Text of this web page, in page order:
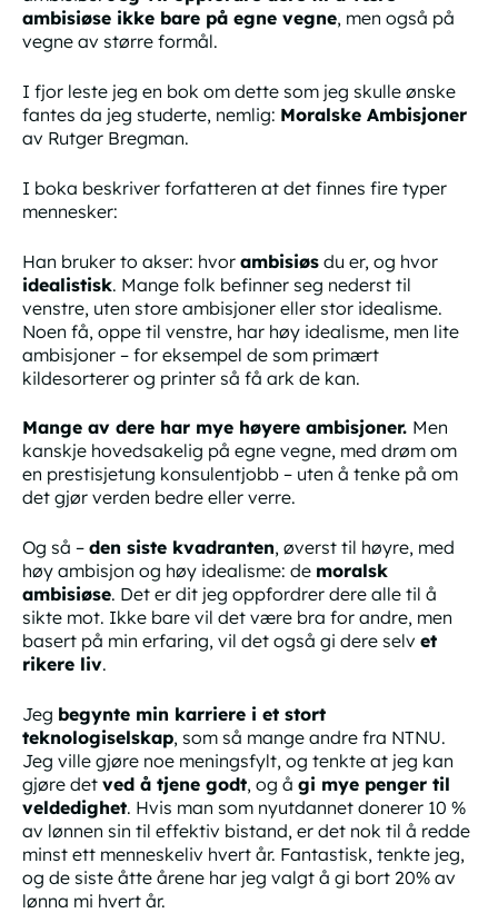
ambisiøseikke bare på egne vegne, men også på
vegne av større formål.
I fjor leste jeg en bok om dette som jeg skulle ønske
fantes da jeg studerte, nemlig: Moralske Ambisjoner
av Rutger Bregman.
I boka beskriver forfatteren at det finnes fire typer
mennesker:
Han bruker to akser: hvor ambisiøsdu er, og hvor
idealistisk. Mange folk befinner seg nederst til
venstre, uten store ambisjoner eller stor idealisme.
Noen få, oppe til venstre, har høy idealisme, men lite
ambisjoner – for eksempel de som primært
kildesorterer og printer så få ark de kan.
Mange av dere har mye høyereambisjoner. Men
kanskje hovedsakelig på egne vegne, med drøm om
en prestisjetung konsulentjobb – uten å tenke på om
det gjør verden bedre eller verre.
Og så – den siste kvadranten, øverst til høyre, med
høy ambisjon og høy idealisme: de moralsk
ambisiøse. Det er dit jeg oppfordrer dere alle til å
sikte mot. Ikke bare vil det være bra for andre, men
basert på min erfaring, vil det også gi dere selv et
rikere liv.
Jeg begynte min karriere i et stort
teknologiselskap, som så mange andre fra NTNU.
Jeg ville gjøre noe meningsfylt, og tenkte at jeg kan
gjøre det ved å tjene godt, og å gi mye penger til
veldedighet. Hvis man som nyutdannet donerer 10 %
av lønnen sin til effektiv bistand, er det nok til å redde
minst ett menneskeliv hvert år. Fantastisk, tenkte jeg,
og de siste åtte årene har jeg valgt å gi bort 20% av
lønna mi hvert år.